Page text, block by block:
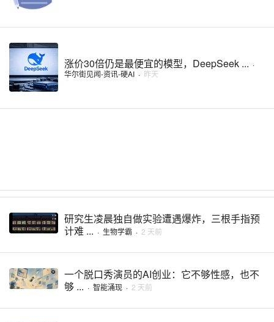
涨价30倍仍是最便宜的模型，DeepSeek ... ·
华尔街见闻-资讯-硬AI · 昨天
研究生凌晨独自做实验遭遇爆炸，三根手指预
计难 ... · 生物学霸 · 2 天前
一个脱口秀演员的AI创业：它不够性感，也不
够 ... · 智能涌现 · 2 天前